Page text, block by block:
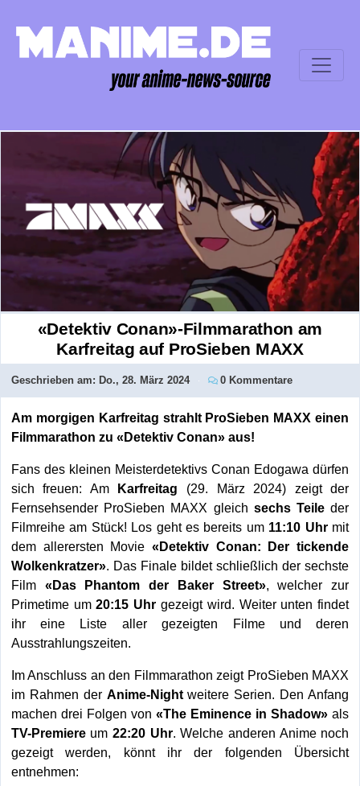
«Detektiv Conan»-Filmmarathon am
Karfreitag auf ProSieben MAXX
Geschrieben am: Do., 28. März 2024 0 Kommentare
Am morgigen Karfreitag strahlt ProSieben MAXX einen
Filmmarathon zu «Detektiv Conan» aus!
Fans des kleinen Meisterdetektivs Conan Edogawa dürfen
sich freuen: Am Karfreitag (29. März 2024) zeigt der
Fernsehsender ProSieben MAXX gleich sechs Teileder
Filmreihe am Stück! Los geht es bereits um 11:10 Uhr mit
dem allerersten Movie «Detektiv Conan: Der tickende
Wolkenkratzer». Das Finale bildet schließlich der sechste
Film «Das Phantom der Baker Street», welcher zur
Primetime um20:15 Uhr gezeigt wird. Weiter unten findet
ihr eine Liste aller gezeigten Filme und deren
Ausstrahlungszeiten.
Im Anschluss an den Filmmarathon zeigt ProSieben MAXX
im Rahmen der Anime-Nightweitere Serien. Den Anfang
machen drei Folgen von «The Eminence in Shadow» als
TV-Premiereum22:20 Uhr. Welche anderen Anime noch
gezeigt werden, könnt ihr der folgenden Übersicht
entnehmen: